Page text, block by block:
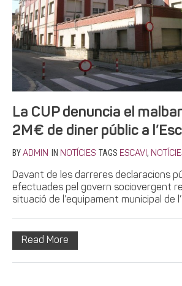
La CUP denuncia el
2M€ de diner públic a
BY ADMIN IN NOTÍCIES TAGS ESCAVI ,
Davant de les darreres declaracions
efectuades pel govern sociovergent
situació de l’equipament municipal de
Read More